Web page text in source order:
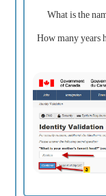
What is the
How many years